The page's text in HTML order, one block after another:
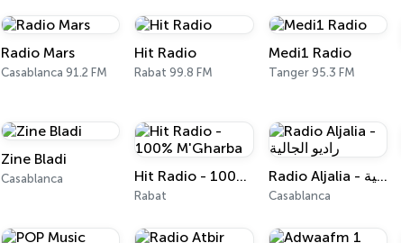
Radio Mars
Casablanca 91.2 FM
Hit Radio
Rabat 99.8 FM
Medi1 Radio
Tanger 95.3 FM
Zine Bladi
Casablanca Hit Radio - 100% M'Gharba
Rabat
Radio Aljalia - راديو الجالية
Casablanca